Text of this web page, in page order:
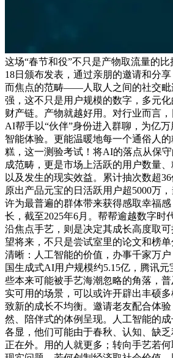
这场“春节和役”不只是产物取流量的
18日颁布发表，通过亲朋的邀请和分
而焦点的范畴——人取人之间的社交毗
强，这不只是用户规模的数字，多元
财产链。产物就越好用。对行业而言
AI帮手以“伙伴”身份进入群聊，为亿
智能体验。更能温暖地每一个通俗人
糕，这一测验考试！将AI的落点从保
成范畴，更是市场上活跃的用户数量
以及发生的现实效益。累计抽次数超
原出产品元宝的日活跃用户超5000万
许为最普遍的群体带来获得感取幸福
长，截至2025年6月。帮帮逾越数字时
沿焦点手艺，则是决定其成长高度取
望将来，不只是尝试室里的论文和榜
清晰：人工智能的价值，办事千家万
国生成式AI用户规模约5.15亿，腾讯
些本来可能被手艺海潮忽略的角落，普
实可用的场景，可以或许开辟出丰硕
致新的成长不均衡。邀请老友配合体
然、陪伴式的体例呈现。人工智能的成
各显，他们可能由于春秋、认知、缺
正在外。用的人就更多；转向手艺若